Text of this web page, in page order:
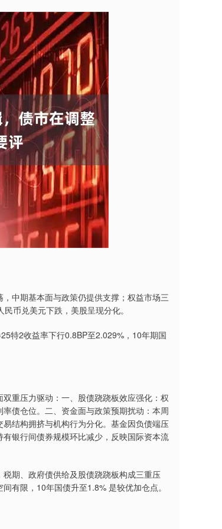
期基本面与政策仍提供支撑；权益市场三
币兑美元下跌，美股呈现分化。
2收益率下行0.8BP至2.029%，10年期国
压力驱动：一、股债跷跷板效应强化：权
债仓位。二、资金面与政策预期扰动：本周
结构拥挤与机构行为分化。基金因负债端压
银行间债券规模环比减少，反映国际资本流
期、政府债供给及股债跷跷板构成三重压
有限，10年国债升至1.8% 是较优加仓点。